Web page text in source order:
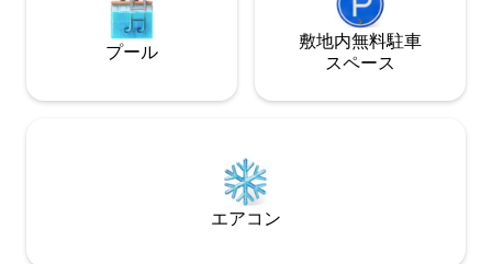
プール
敷地内無料駐⁠車
ス⁠ペ⁠ー⁠ス
エアコン